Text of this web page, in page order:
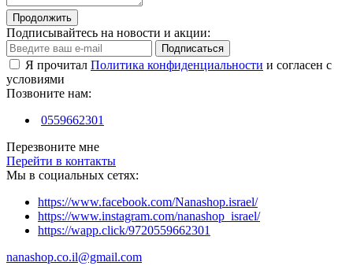
Продолжить
Подписывайтесь на новости и акции:
Подписаться
Я прочитал Политика конфиденциальности и согласен с
условиями
Позвоните нам:
0559662301
Перезвоните мне
Перейти в контакты
Мы в социальных сетях:
https://www.facebook.com/Nanashop.israel/
https://www.instagram.com/nanashop_israel/
https://wapp.click/9720559662301
nanashop.co.il@gmail.com